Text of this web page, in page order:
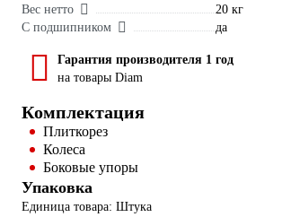
Вес нетто
20 кг
С подшипником
да
Гарантия производителя 1 год
на товары Diam
Комплектация
Плиткорез
Колеса
Боковые упоры
Упаковка
Единица товара: Штука